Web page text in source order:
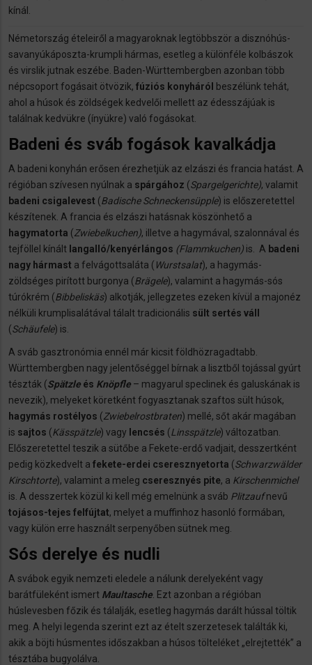
kínál.
Németország ételeiről a magyaroknak legtöbbször a disznóhús-
savanyúkáposzta-krumpli hármas, esetleg a különféle kolbászok
és virslik jutnak eszébe. Baden-Württembergben azonban több
népcsoport fogásait ötvözik, fúziós konyháról
beszélünk tehát,
ahol a húsok és zöldségek kedvelői mellett az édesszájúak is
találnak kedvükre (ínyükre) való fogásokat.
Badeni és sváb fogások kavalkádja
A badeni konyhán erősen érezhetjük az elzászi és francia hatást. A
régióban szívesen nyúlnak a spárgához (Spargelgerichte), valamit
badeni csigalevest (Badische Schneckensüpple) is előszeretettel
készítenek. A francia és elzászi hatásnak köszönhető a
hagymatorta (Zwiebelkuchen), illetve a hagymával, szalonnával és
tejföllel kínált langalló/kenyérlángos (Flammkuchen) is. A badeni
nagy hármast a felvágottsaláta ( Wurstsalat), a hagymás-
zöldséges pirított burgonya (Brägele), valamint a hagymás-sós
túrókrém (Bibbeliskäs) alkotják, jellegzetes ezeken kívül a majonéz
nélküli krumplisalátával tálalt tradicionális sült sertés váll
(Schäufele) is.
A sváb gasztronómia ennél már kicsit földhözragadtabb.
Württembergben nagy jelentőséggel bírnak a lisztből tojással gyúrt
tészták (Spätzle és Knöpfle – magyarul speclinek és galuskának is
nevezik), melyeket köretként fogyasztanak szaftos sült húsok,
hagymás rostélyos (Zwiebelrostbraten) mellé, sőt akár magában
is sajtos (Kässpätzle) vagy lencsés (Linsspätzle) változatban.
Előszeretettel teszik a sütőbe a Fekete-erdő vadjait, desszertként
pedig közkedvelt a fekete-erdei cseresznyetorta (Schwarzwälder
Kirschtorte), valamint a meleg cseresznyés pite, a Kirschenmichel
is. A desszertek közül ki kell még emelnünk a sváb Plitzaufnevű
tojásos-tejes felfújtat, melyet a muffinhoz hasonló formában,
vagy külön erre használt serpenyőben sütnek meg.
Sós derelye és nudli
A svábok egyik nemzeti eledele a nálunk derelyeként vagy
barátfüleként ismert Maultasche . Ezt azonban a régióban
húslevesben főzik és tálalják, esetleg hagymás darált hússal töltik
meg. A helyi legenda szerint ezt az ételt szerzetesek találták ki,
akik a böjti húsmentes időszakban a húsos tölteléket „elrejtették” a
tésztába bugyolálva.